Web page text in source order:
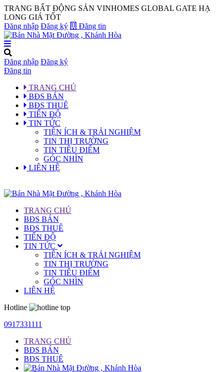
TRANG BẤT ĐỘNG SẢN VINHOMES GLOBAL GATE HẠ
LONG GIÁ TỐT
Đăng nhập Đăng ký Đăng tin
Đăng nhập Đăng ký
Đăng tin
TRANG CHỦ
BĐS BÁN
BĐS THUÊ
TIẾN ĐỘ
TIN TỨC
TIỆN ÍCH & TRẢI NGHIỆM
TIN THỊ TRƯỜNG
TIN TIÊU ĐIỂM
GÓC NHÌN
LIÊN HỆ
TRANG CHỦ
BĐS BÁN
BĐS THUÊ
TIẾN ĐỘ
TIN TỨC
TIỆN ÍCH & TRẢI NGHIỆM
TIN THỊ TRƯỜNG
TIN TIÊU ĐIỂM
GÓC NHÌN
LIÊN HỆ
Hotline
0917331111
TRANG CHỦ
BĐS BÁN
BĐS THUÊ